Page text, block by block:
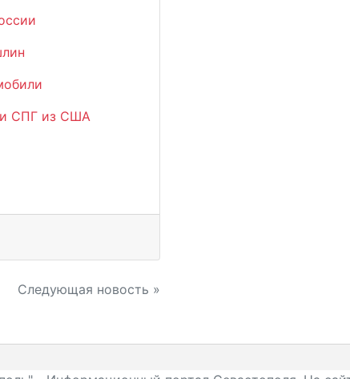
и СПГ из США
Следующая новость »